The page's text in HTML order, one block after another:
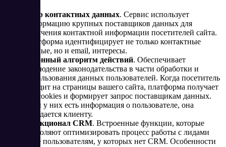
Сбор контактных данных. Сервис использует
информацию крупных поставщиков данных для
получения контактной информации посетителей сайта.
Платформа идентифицирует не только контактные
данные, но и email, интересы.
Законный алгоритм действий. Обеспечивает
соблюдение законодательства в части обработки и
использования данных пользователей. Когда посетитель
заходит на страницы вашего сайта, платформа получает
его cookies и формирует запрос поставщикам данных.
Если у них есть информация о пользователе, она
передается клиенту.
Функционал CRM. Встроенные функции, которые
позволяют оптимизировать процесс работы с лидами
даже пользователям, у которых нет CRM. Особенности